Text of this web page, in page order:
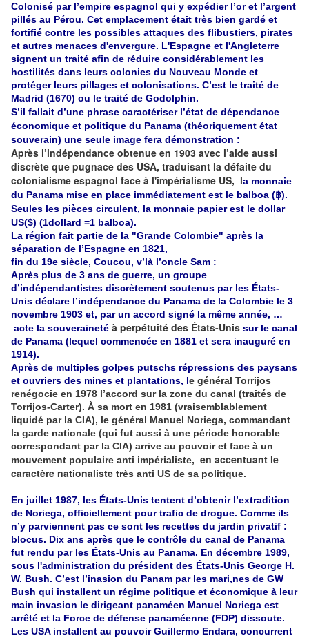
Colonisé par l’empire espagnol qui y expédier l’or et l’argent
pillés au Pérou. Cet emplacement était très bien gardé et
fortifié contre les possibles attaques des flibustiers, pirates
et autres menaces d'envergure. L'Espagne et l'Angleterre
signent un traité afin de réduire considérablement les
hostilités dans leurs colonies du Nouveau Monde et
protéger leurs pillages et colonisations. C’est le traité de
Madrid (1670) ou le traité de Godolphin.
S’il fallait d’une phrase caractériser l’état de dépendance
économique et politique du Panama (théoriquement état
souverain) une seule image fera démonstration :
Après l’indépendance obtenue en 1903 avec l’aide aussi
discrète que pugnace des USA, traduisant la défaite du
colonialisme espagnol face à l'impérialisme US, la monnaie
du Panama mise en place immédiatement est le balboa (฿).
Seules les pièces circulent, la monnaie papier est le dollar
US($) (1dollard =1 balboa).
La région fait partie de la "Grande Colombie" après la
séparation de l’Espagne en 1821,
fin du 19e siècle, Coucou, v’là l’oncle Sam :
Après plus de 3 ans de guerre, un groupe
d’indépendantistes discrètement soutenus par les États-
Unis déclare l’indépendance du Panama de la Colombie le 3
novembre 1903 et, par un accord signé la même année, …
acte la souveraineté à perpétuité des États-Unis sur le canal
de Panama (lequel commencée en 1881 et sera inauguré en
1914).
Après de multiples golpes putschs répressions des paysans
et ouvriers des mines et plantations, le général Torrijos
renégocie en 1978 l’accord sur la zone du canal (traités de
Torrijos-Carter). À sa mort en 1981 (vraisemblablement
liquidé par la CIA), le général Manuel Noriega, commandant
la garde nationale (qui fut aussi à une période honorable
correspondant par la CIA) arrive au pouvoir et face à un
mouvement populaire anti impérialiste, en accentuant le
caractère nationaliste très anti US de sa politique.
En juillet 1987, les États-Unis tentent d’obtenir l’extradition
de Noriega, officiellement pour trafic de drogue. Comme ils
n’y parviennent pas ce sont les recettes du jardin privatif :
blocus. Dix ans après que le contrôle du canal de Panama
fut rendu par les États-Unis au Panama. En décembre 1989,
sous l'administration du président des États-Unis George H.
W. Bush. C’est l’inasion du Panam par les mari,nes de GW
Bush qui installent un régime politique et économique à leur
main invasion le dirigeant panaméen Manuel Noriega est
arrêté et la Force de défense panaméenne (FDP) dissoute.
Les USA installent au pouvoir Guillermo Endara, concurrent